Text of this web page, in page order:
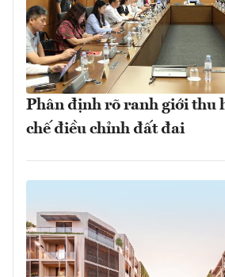
Phân định rõ ranh giới thu
chế điều chỉnh đất đai